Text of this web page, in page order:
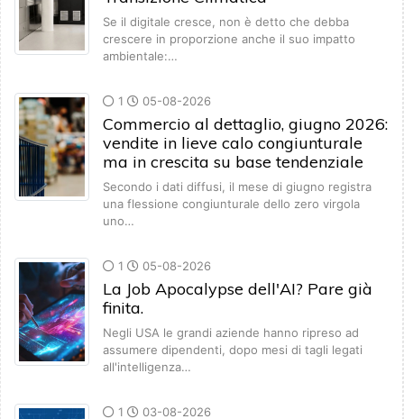
Se il digitale cresce, non è detto che debba
crescere in proporzione anche il suo impatto
ambientale:…
1 05-08-2026
Commercio al dettaglio, giugno 2026:
vendite in lieve calo congiunturale
ma in crescita su base tendenziale
Secondo i dati diffusi, il mese di giugno registra
una flessione congiunturale dello zero virgola
uno…
1 05-08-2026
La Job Apocalypse dell'AI? Pare già
finita.
Negli USA le grandi aziende hanno ripreso ad
assumere dipendenti, dopo mesi di tagli legati
all'intelligenza…
1 03-08-2026